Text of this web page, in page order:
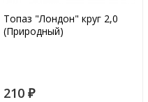
Топаз "Лондон" круг 2,0
(Природный)
210 ₽